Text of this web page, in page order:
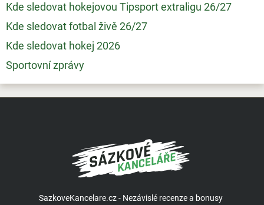
Kde sledovat hokejovou Tipsport extraligu 26/27
Kde sledovat fotbal živě 26/27
Kde sledovat hokej 2026
Sportovní zprávy
SazkoveKancelare.cz - Nezávislé recenze a bonusy